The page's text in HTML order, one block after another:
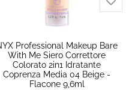
Professional Makeup Bare
With Me Siero Correttore
Colorato 2in1 Idratante
Coprenza Media 04 Beige -
Flacone 9,6ml